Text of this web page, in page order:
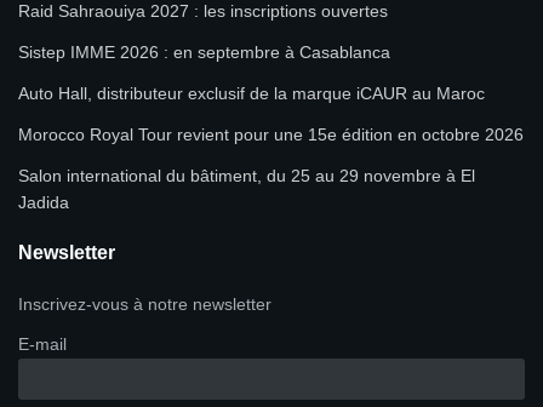
Raid Sahraouiya 2027 : les inscriptions ouvertes
Sistep IMME 2026 : en septembre à Casablanca
Auto Hall, distributeur exclusif de la marque iCAUR au Maroc
Morocco Royal Tour revient pour une 15e édition en octobre 2026
Salon international du bâtiment, du 25 au 29 novembre à El
Jadida
Newsletter
Inscrivez-vous à notre newsletter
E-mail